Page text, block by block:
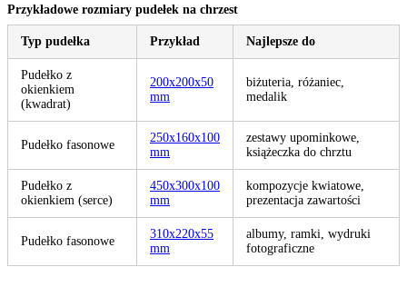
Przykładowe rozmiary pudełek na chrzest
Typ pudełka Przykład Najlepsze do
Pudełko z
okienkiem
(kwadrat)
200x200x50
mm
biżuteria, różaniec,
medalik
Pudełko fasonowe
250x160x100
mm
zestawy upominkowe,
książeczka do chrztu
Pudełko z
okienkiem (serce)
450x300x100
mm
kompozycje kwiatowe,
prezentacja zawartości
Pudełko fasonowe
310x220x55
mm
albumy, ramki, wydruki
fotograficzne